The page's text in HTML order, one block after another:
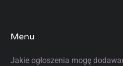
Menu
Jakie ogłoszenia mogę